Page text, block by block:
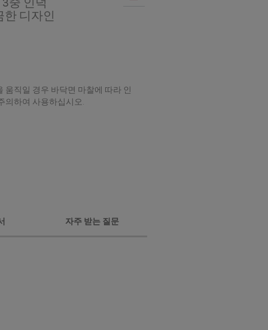
중 인덕
한 디자인
움직일 경우 바닥면 마찰에 따라 인
의하여 사용하십시오.
자주 받는 질문